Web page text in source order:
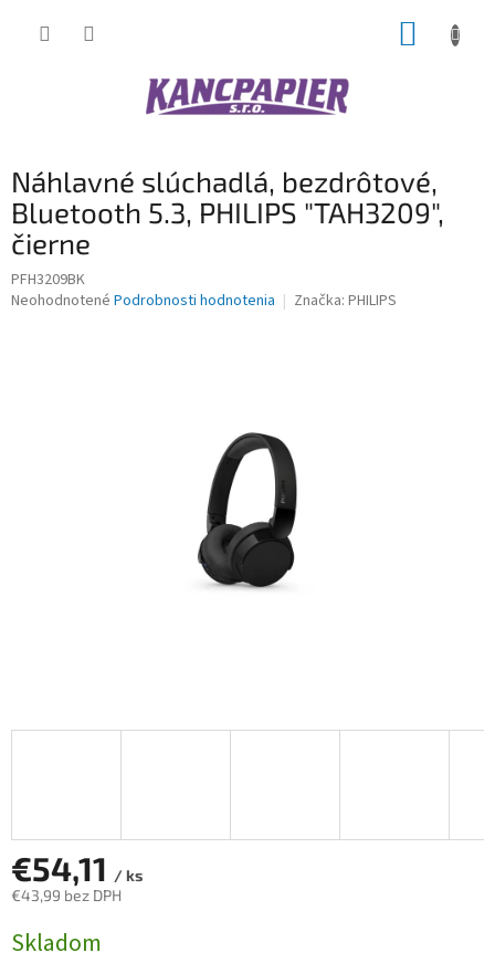
Náhlavné slúchadlá, bezdrôtové,
Bluetooth 5.3, PHILIPS "TAH3209",
čierne
PFH3209BK
Priemerné
Neohodnotené Podrobnosti hodnotenia Značka: PHILIPS
€54,11 / ks
€43,99 bez DPH
cena:
Skladom